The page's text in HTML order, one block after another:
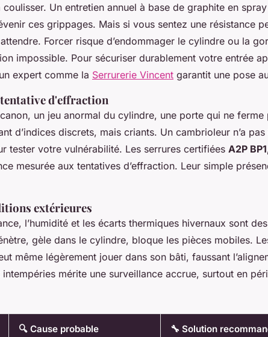
Un entretien annuel à base de graphite en
ces grippages. Mais si vous sentez une résistance
Forcer risque d’endommager le cylindre ou la
impossible. Pour sécuriser durablement votre entrée
expert comme la Serrurerie Vincent garantit une pose
tentative d'effraction
un jeu anormal du cylindre, une porte qui ne ferme
d’indices discrets, mais criants. Un cambrioleur n’a
tester votre vulnérabilité. Les serrures certifiées A2P
mesurée aux tentatives d’effraction. Leur simple
extérieures
l’humidité et les écarts thermiques hivernaux sont
gèle dans le cylindre, bloque les pièces mobiles.
même légèrement jouer dans son bâti, faussant
mérite une surveillance accrue, surtout en
🔍 Cause probable 🔧 Solution